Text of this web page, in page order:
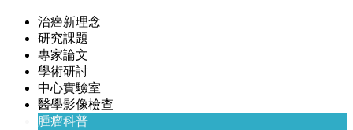
治癌新理念
研究課題
專家論文
學術研討
中心實驗室
醫學影像檢查
腫瘤科普